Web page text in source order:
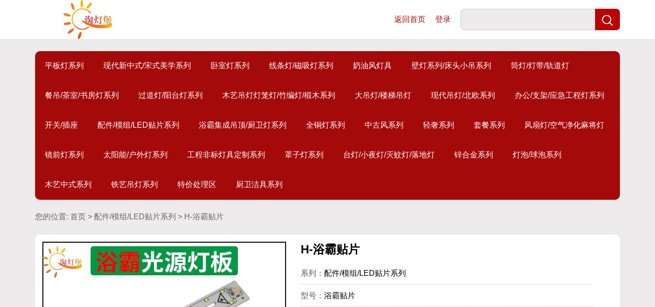
返回首页 登录
平板灯系列 现代新中式/宋式美学系列 卧室灯系列 线条灯/磁吸灯系列 奶油风灯具 壁灯系列/床头小吊系列 筒灯/灯带/轨道灯
餐吊/茶室/书房灯系列 过道灯/阳台灯系列 木艺吊灯灯笼灯/竹编灯/椴木系列 大吊灯/楼梯吊灯 现代吊灯/北欧系列 办公/支架/应急工程灯系列
开关/插座 配件/模组/LED贴片系列 浴霸集成吊顶/厨卫灯系列 全铜灯系列 中古风系列 轻奢系列 套餐系列 风扇灯/空气净化麻将灯
镜前灯系列 太阳能/户外灯系列 工程非标灯具定制系列 罩子灯系列 台灯/小夜灯/灭蚊灯/落地灯 锌合金系列 灯泡/球泡系列
木艺中式系列 铁艺吊灯系列 特价处理区 厨卫洁具系列
您的位置: 首页 > 配件/模组/LED贴片系列 > H-浴霸贴片
H-浴霸贴片
系列： 配件/模组/LED贴片系列
型号： 浴霸贴片